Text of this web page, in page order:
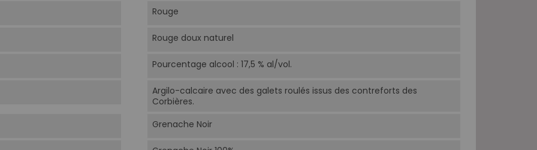
Rouge
Rouge doux naturel
Pourcentage alcool : 17,5 % al/vol.
Argilo-calcaire avec des galets roulés issus des contreforts des
Corbières.
Grenache Noir